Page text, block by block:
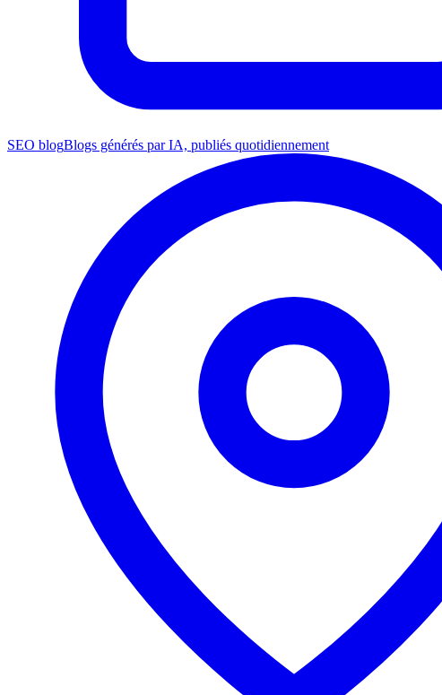
SEO blogBlogs générés par IA, publiés quotidiennement